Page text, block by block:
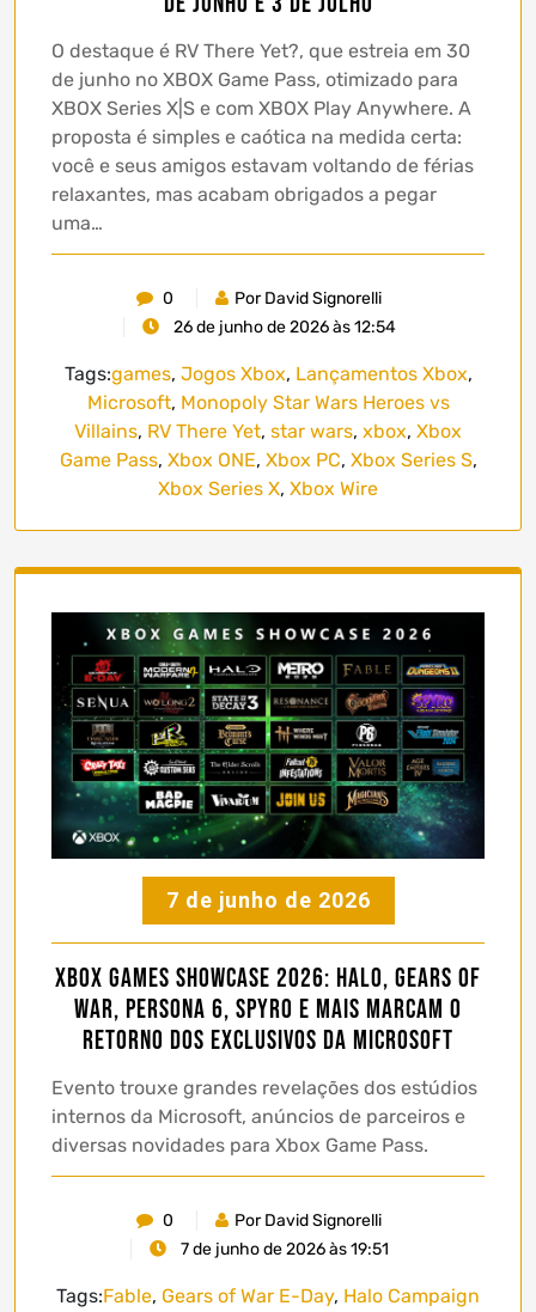
O destaque é RV There Yet?, que estreia em 30
de junho no XBOX Game Pass, otimizado para
XBOX Series X|S e com XBOX Play Anywhere. A
proposta é simples e caótica na medida certa:
você e seus amigos estavam voltando de férias
relaxantes, mas acabam obrigados a pegar
uma…
0
Por David Signorelli
26 de junho de 2026 às 12:54
Tags:games, Jogos Xbox, Lançamentos Xbox,
Microsoft, Monopoly Star Wars Heroes vs
Villains, RV There Yet, star wars, xbox, Xbox
Game Pass, Xbox ONE, Xbox PC, Xbox Series S,
Xbox Series X, Xbox Wire
7 de junho de 2026
Xbox Games Showcase 2026: Halo, Gears of
War, Persona 6, Spyro e mais marcam o
retorno dos exclusivos da Microsoft
Evento trouxe grandes revelações dos estúdios
internos da Microsoft, anúncios de parceiros e
diversas novidades para Xbox Game Pass.
0
Por David Signorelli
7 de junho de 2026 às 19:51
Tags:Fable, Gears of War E-Day, Halo Campaign